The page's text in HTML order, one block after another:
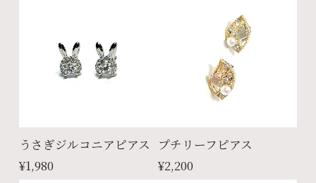
うさぎジルコニアピアス
¥1,980
プチリーフピアス
¥2,200